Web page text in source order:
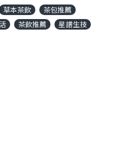
草本茶飲
茶包推薦
茶飲推薦
星譜生技